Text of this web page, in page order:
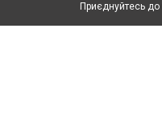
Приєднуйтесь до